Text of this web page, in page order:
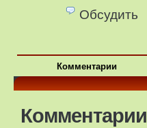
Обсудить
Комментарии
Комментарии